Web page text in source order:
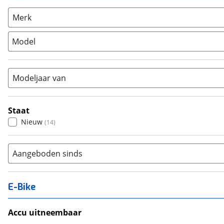
Racefiets
Stadsfiets (13)
Tandem
Merk
Model
Modeljaar van
Staat
Nieuw (14)
Aangeboden sinds
E-Bike
Accu uitneembaar